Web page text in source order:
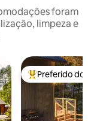
foram
limpeza e
Entre os
Preferido dos